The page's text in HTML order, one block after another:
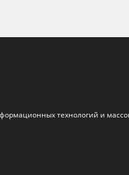
технологий и